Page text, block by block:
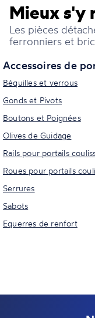
Mieux s'y
Les pièces
ferronniers et
Accessoires de
Béquilles et verrous
Gonds et Pivots
Boutons et Poignées
Olives de Guidage
Rails pour portails
Roues pour portails
Serrures
Sabots
Equerres de renfort